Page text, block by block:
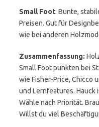
Small Foot: Bunte,
Preisen. Gut für
wie bei anderen
Zusammenfassung:
Small Foot punkten bei
wie Fisher-Price, Chicco
und Lernfeatures.
Wähle nach Priorität.
Willst du viel